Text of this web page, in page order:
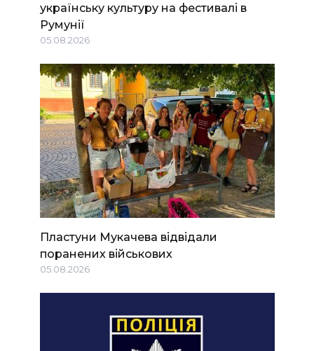
українську культуру на фестивалі в
Румунії
05.08.2026
Пластуни Мукачева відвідали
поранених військових
05.08.2026